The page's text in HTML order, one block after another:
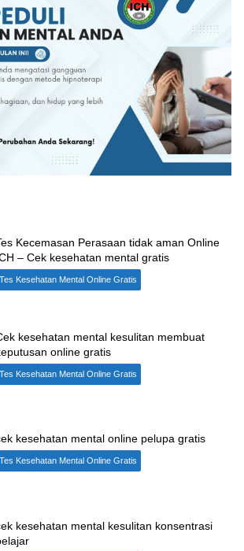
Kecemasan Perasaan tidak aman Online
– Cek kesehatan mental gratis
Tes Kesehatan Mental Online Gratis
kesehatan mental kesulitan membuat
online gratis
Tes Kesehatan Mental Online Gratis
kesehatan mental online pelupa gratis
Tes Kesehatan Mental Online Gratis
kesehatan mental kesulitan konsentrasi